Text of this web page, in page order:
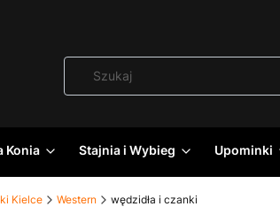
Konia Stajnia i Wybieg Upominki
Kielce Western wędzidła i czanki